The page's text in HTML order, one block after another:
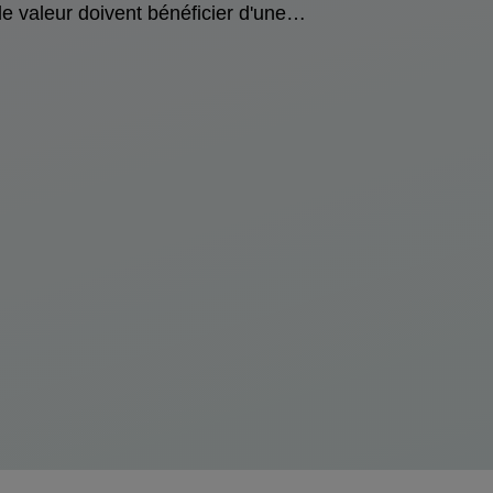
valeur doivent bénéficier d'une